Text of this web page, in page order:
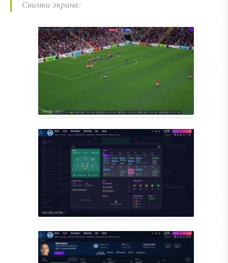
Снимки экрана: